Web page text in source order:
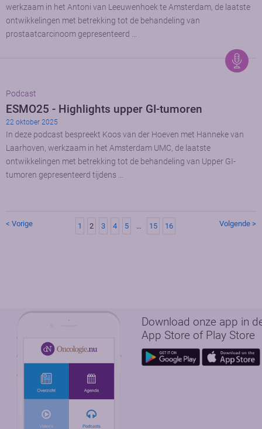
werkzaam in het Antoni van Leeuwenhoek te Amsterdam, de laatste
ontwikkelingen met betrekking tot de behandeling van
prostaatcarcinoom gepresenteerd …
Podcast
ESMO25 - Highlights upper GI-tumoren
22 oktober 2025
In deze podcast bespreekt Koos van der Hoeven met Hanneke van
Laarhoven, werkzaam in het Amsterdam UMC, de laatste
ontwikkelingen met betrekking tot de behandeling van Upper GI-
tumoren gepresenteerd tijdens …
< Vorige 1 2 3 4 5 … 15 16 Volgende >
Download onze app in
App Store of Play Store